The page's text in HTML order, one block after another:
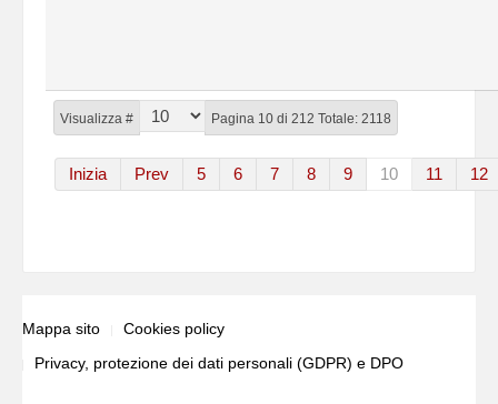
Visualizza # Pagina 10 di 212 Totale: 2118
Inizia Prev 5 6 7 8 9 10 11 12
Mappa sito
Cookies policy
Privacy, protezione dei dati personali (GDPR) e DPO